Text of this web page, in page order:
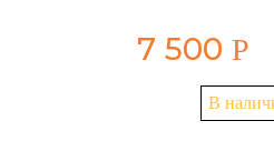
7 500 Р
В